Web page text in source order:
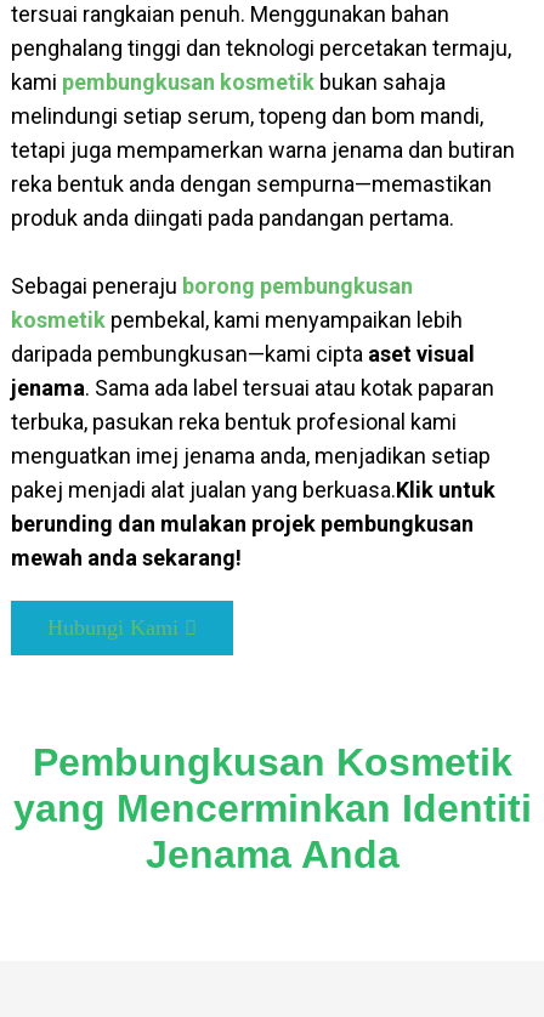
tersuai rangkaian penuh. Menggunakan bahan
penghalang tinggi dan teknologi percetakan termaju,
kami pembungkusan kosmetik bukan sahaja
melindungi setiap serum, topeng dan bom mandi,
tetapi juga mempamerkan warna jenama dan butiran
reka bentuk anda dengan sempurna—memastikan
produk anda diingati pada pandangan pertama.
Sebagai peneraju borong pembungkusan
kosmetik pembekal, kami menyampaikan lebih
daripada pembungkusan—kami cipta aset visual
jenama. Sama ada label tersuai atau kotak paparan
terbuka, pasukan reka bentuk profesional kami
menguatkan imej jenama anda, menjadikan setiap
pakej menjadi alat jualan yang berkuasa.Klik untuk
berunding dan mulakan projek pembungkusan
mewah anda sekarang!
Hubungi Kami
Pembungkusan Kosmetik
yang Mencerminkan Identiti
Jenama Anda